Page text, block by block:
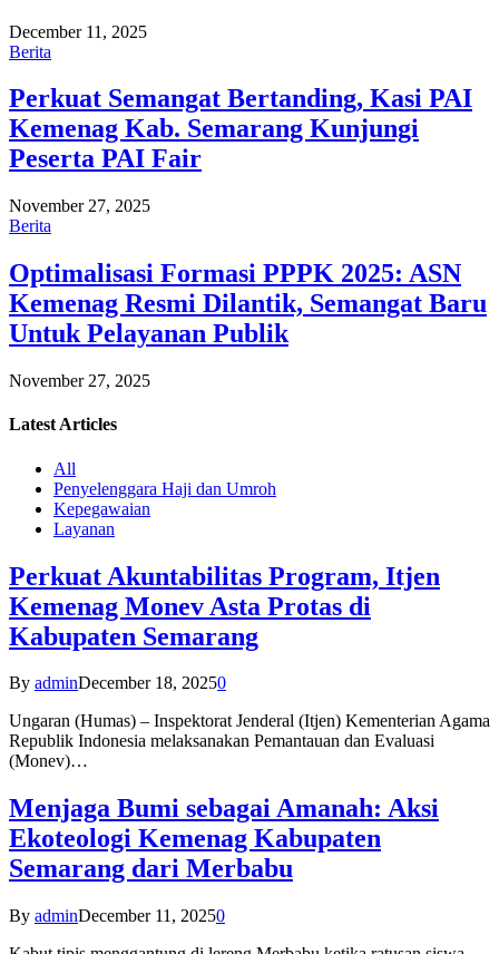
December 11, 2025
Berita
Perkuat Semangat Bertanding, Kasi PAI
Kemenag Kab. Semarang Kunjungi
Peserta PAI Fair
November 27, 2025
Berita
Optimalisasi Formasi PPPK 2025: ASN
Kemenag Resmi Dilantik, Semangat Baru
Untuk Pelayanan Publik
November 27, 2025
Latest Articles
All
Penyelenggara Haji dan Umroh
Kepegawaian
Layanan
Perkuat Akuntabilitas Program, Itjen
Kemenag Monev Asta Protas di
Kabupaten Semarang
By adminDecember 18, 20250
Ungaran (Humas) – Inspektorat Jenderal (Itjen) Kementerian Agama
Republik Indonesia melaksanakan Pemantauan dan Evaluasi
(Monev)…
Menjaga Bumi sebagai Amanah: Aksi
Ekoteologi Kemenag Kabupaten
Semarang dari Merbabu
By adminDecember 11, 20250